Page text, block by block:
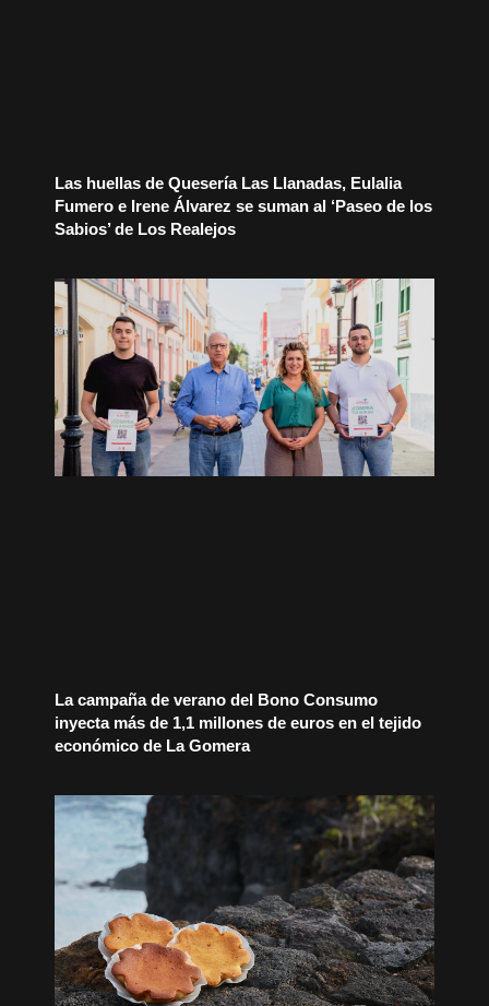
Las huellas de Quesería Las Llanadas, Eulalia
Fumero e Irene Álvarez se suman al ‘Paseo de los
Sabios’ de Los Realejos
La campaña de verano del Bono Consumo
inyecta más de 1,1 millones de euros en el tejido
económico de La Gomera